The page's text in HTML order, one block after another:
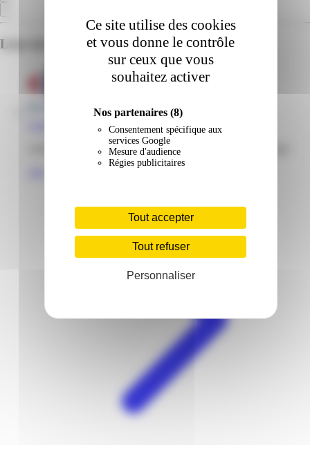
Ce site utilise des cookies
et vous donne le contrôle
sur ceux que vous
souhaitez activer
Nos partenaires (8)
Consentement spécifique aux
services Google
Mesure d'audience
Régies publicitaires
Tout accepter
Tout refuser
Personnaliser
Liste des emplacements pour ce prospectus
Carrefour | Milénis | Les Abymes
centre commercial Milenis, 97139 Les Abymes Guadeloupe